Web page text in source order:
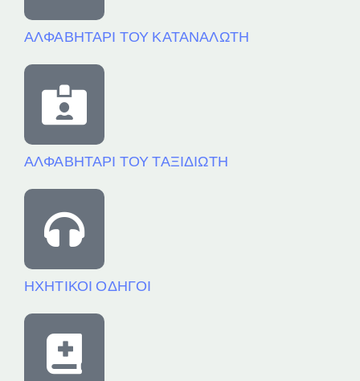
ΑΛΦΑΒΗΤΑΡΙ ΤΟΥ ΚΑΤΑΝΑΛΩΤΗ
ΑΛΦΑΒΗΤΑΡΙ ΤΟΥ ΤΑΞΙΔΙΩΤΗ
ΗΧΗΤΙΚΟΙ ΟΔΗΓΟΙ